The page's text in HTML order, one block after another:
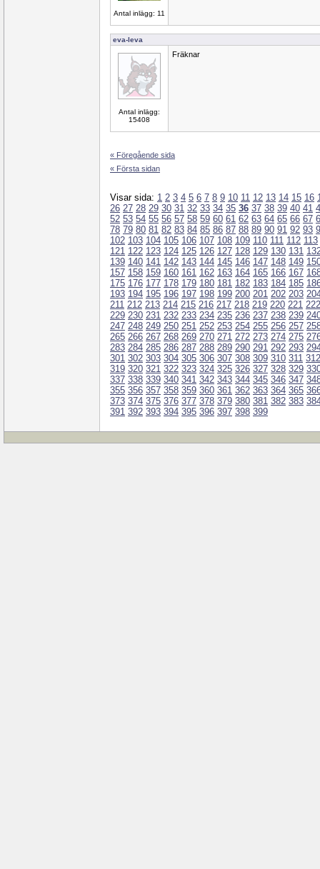
Antal inlägg: 11
eva-leva
Antal inlägg:
15408
Fräknar
« Föregående sida
« Första sidan
Visar sida: 1 2 3 4 5 6 7 8 9 10 11 12 13 14 15 16
26 27 28 29 30 31 32 33 34 35 36 37 38 39 40 41
52 53 54 55 56 57 58 59 60 61 62 63 64 65 66 67
78 79 80 81 82 83 84 85 86 87 88 89 90 91 92 93
102 103 104 105 106 107 108 109 110 111 112 113
121 122 123 124 125 126 127 128 129 130 131
139 140 141 142 143 144 145 146 147 148 149
157 158 159 160 161 162 163 164 165 166 167
175 176 177 178 179 180 181 182 183 184 185
193 194 195 196 197 198 199 200 201 202 203
211 212 213 214 215 216 217 218 219 220 221 222
229 230 231 232 233 234 235 236 237 238 239
247 248 249 250 251 252 253 254 255 256 257
265 266 267 268 269 270 271 272 273 274 275
283 284 285 286 287 288 289 290 291 292 293
301 302 303 304 305 306 307 308 309 310 311 312
319 320 321 322 323 324 325 326 327 328 329
337 338 339 340 341 342 343 344 345 346 347
355 356 357 358 359 360 361 362 363 364 365
373 374 375 376 377 378 379 380 381 382 383
391 392 393 394 395 396 397 398 399